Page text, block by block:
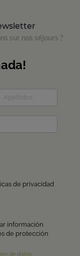
sur nos séjours ?